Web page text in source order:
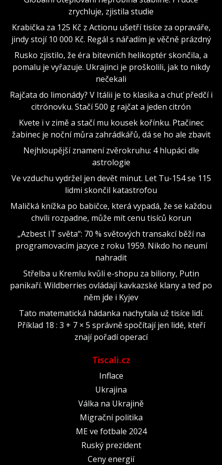
zrychluje, zjistila studie
Krabička za 125 Kč z Actionu ušetří tisíce za opraváře,
jindy stojí 10 000 Kč. Regál s nářadím je věčně prázdný
Rusko zjistilo, že éra bitevních helikoptér skončila, a
pomalu je vyřazuje. Ukrajinci je proškolili, jak to nikdy
nečekali
Rajčata do limonády? V Itálii je to klasika a chuť předčí i
citrónovku. Stačí 500 g rajčat a jeden citrón
Kvete i v zimě a stačí mu kousek kořínku. Ptačinec
žabinec je noční můra zahrádkářů, dá se ho ale zbavit
Nejhloupější znamení zvěrokruhu: 4 hlupáci dle
astrologie
Ve vzduchu vydržel jen devět minut. Let Tu-154 se 115
lidmi skončil katastrofou
Maličká knížka po babičce, která vypadá, že se každou
chvíli rozpadne, může mít cenu tisíců korun
„Azbest IT světa“: 70 % světových transakcí běží na
programovacím jazyce z roku 1959. Nikdo ho neumí
nahradit
Střelba u Kremlu kvůli e-shopu za biliony, Putin
panikaří. Wildberries ovládají kavkazské klany a teď po
něm jde i Kyjev
Tato matematická hádanka nachytala už tisíce lidí.
Příklad 18 : 3 + 7 × 5 správně spočítají jen lidé, kteří
znají pořadí operací
Tiscali.cz
Inflace
Ukrajina
Válka na Ukrajině
Migrační politika
ME ve fotbale 2024
Ruský prezident
Ceny energií